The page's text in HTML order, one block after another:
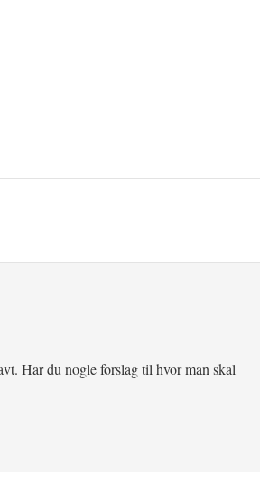
Har du nogle forslag til hvor man skal